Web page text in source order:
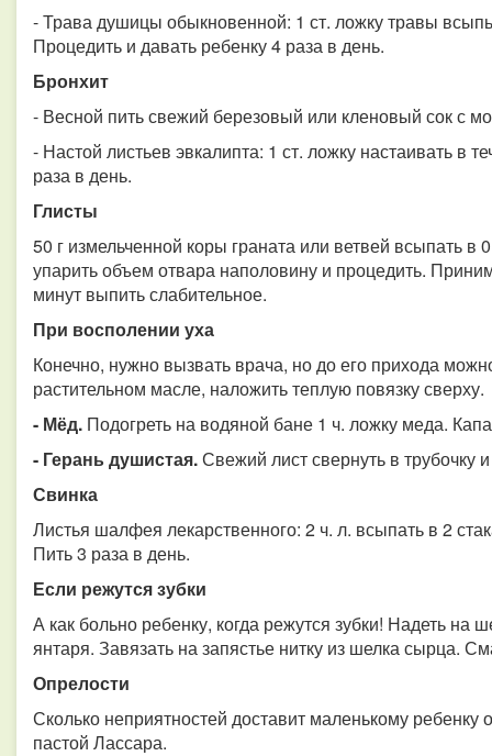
- Трава душицы обыкновенной: 1 ст. ложку травы
Процедить и давать ребенку 4 раза в день.
Бронхит
- Весной пить свежий березовый или кленовый сок с
- Настой листьев эвкалипта: 1 ст. ложку настаивать в
раза в день.
Глисты
50 г измельченной коры граната или ветвей всыпать в
упарить объем отвара наполовину и процедить.
минут выпить слабительное.
При восполении уха
Конечно, нужно вызвать врача, но до его прихода
растительном масле, наложить теплую повязку сверху.
- Мёд. Подогреть на водяной бане 1 ч. ложку меда.
- Герань душистая.Свежий лист свернуть в трубочку
Свинка
Листья шалфея лекарственного: 2 ч. л. всыпать в 2
Пить 3 раза в день.
Если режутся зубки
А как больно ребенку, когда режутся зубки! Надеть на
янтаря. Завязать на запястье нитку из шелка сырца.
Опрелости
Сколько неприятностей доставит маленькому
пастой Лассара.